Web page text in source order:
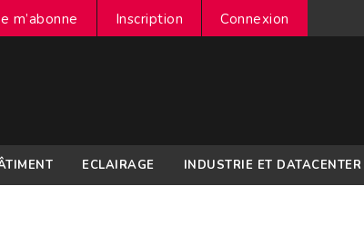
m’abonne Inscription Connexion
ECLAIRAGE INDUSTRIE ET DATACENTER